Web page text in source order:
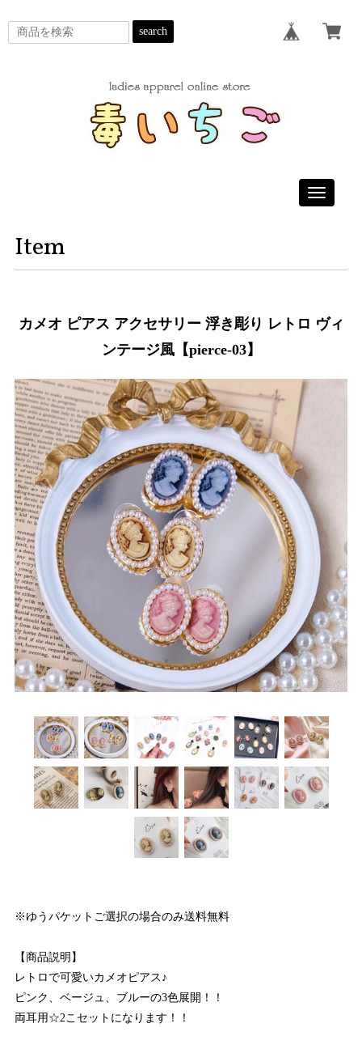
search
Toggle
Item
カメオ ピアス アクセサリー 浮き彫り レトロ ヴィ
ンテージ風【pierce-03】
※ゆうパケットご選択の場合のみ送料無料
【商品説明】
レトロで可愛いカメオピアス♪
ピンク、ベージュ、ブルーの3色展開！！
両耳用☆2こセットになります！！